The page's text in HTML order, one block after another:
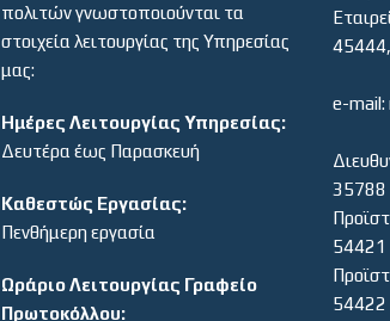
πολιτών γνωστοποιούνται τα
στοιχεία λειτουργίας της Υπηρεσίας
μας:
Ημέρες Λειτουργίας Υπηρεσίας:
Δευτέρα έως Παρασκευή
Καθεστώς Εργασίας:
Πενθήμερη εργασία
Ωράριο Λειτουργίας Γραφείο
Πρωτοκόλλου:
45444,
e-mail:
35788
54421
54422